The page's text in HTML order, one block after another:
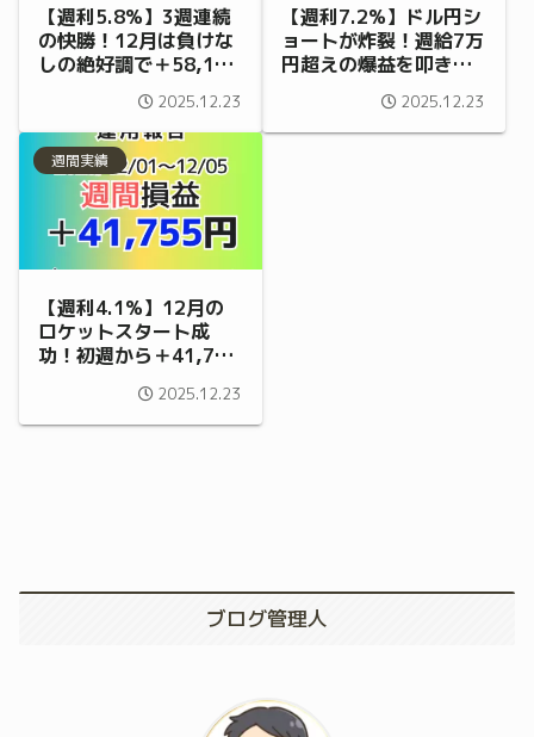
【週利5.8%】3週連続
の快勝！12月は負けな
しの絶好調で＋58,166
円達成（12/15～
2025.12.23
【週利7.2%】ドル円シ
ョートが炸裂！週給7万
円超えの爆益を叩き出
した12月第2週の実績
（12/8～12/12）2025.12.23
週間実績
【週利4.1%】12月の
ロケットスタート成
功！初週から＋41,755
力（12/1～12/5）
2025.12.23
ブログ管理人